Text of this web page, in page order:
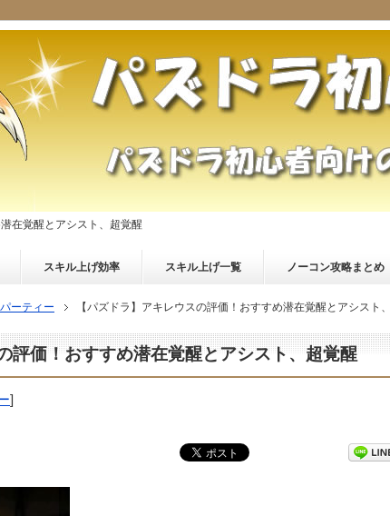
在覚醒とアシスト、超覚醒
スキル上げ効率 スキル上げ一覧 ノーコン攻略まとめ
ーティー 【パズドラ】アキレウスの評価！おすすめ潜在覚醒とアシスト
評価！おすすめ潜在覚醒とアシスト、超覚醒
]